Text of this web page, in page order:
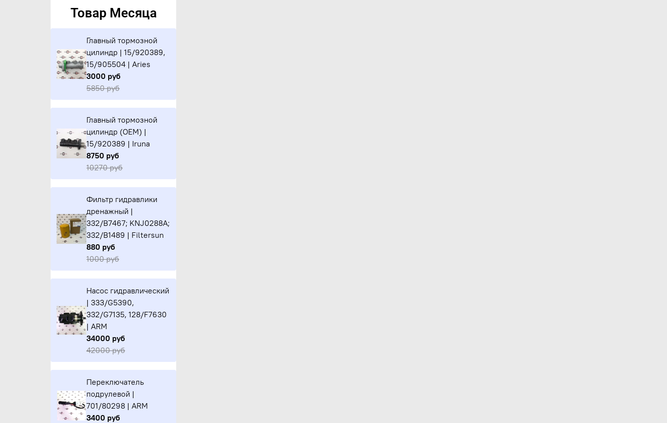
Товар Месяца
Главный тормозной
цилиндр | 15/920389,
15/905504 | Aries
3000 руб
5850 руб
Главный тормозной
цилиндр (OEM) |
15/920389 | Iruna
8750 руб
10270 руб
Фильтр гидравлики
дренажный |
332/B7467; KNJ0288A;
332/B1489 | Filtersun
880 руб
1000 руб
Насос гидравлический
| 333/G5390,
332/G7135, 128/F7630
| ARM
34000 руб
42000 руб
Переключатель
подрулевой |
701/80298 | ARM
3400 руб